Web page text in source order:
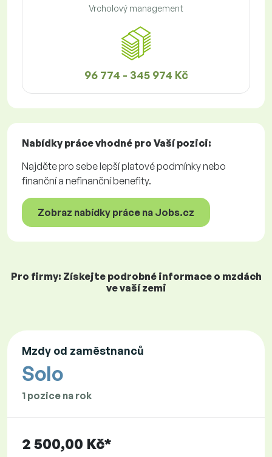
Vrcholový management
96 774 - 345 974 Kč
Nabídky prácevhodné pro Vaší pozici:
Najděte pro sebe lepší platové podmínky nebo
finanční a nefinanční benefity.
Zobraz nabídky práce na Jobs.cz
Pro firmy: Získejte podrobné informace o mzdách
ve vaší zemi
Mzdy od zaměstnanců
Solo
1 pozice na rok
2 500,00 Kč*